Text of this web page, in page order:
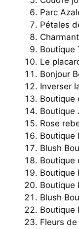
Parc
Pétales
Boutique
Le
Bonjour
Inverser
Boutique
Boutique
Rose
Boutique
Blush
Boutique
Boutique
Boutique
Blush
Boutique
Fleurs